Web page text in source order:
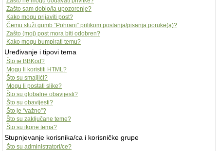
Zašto sam dobio/la upozorenje?
Kako mogu prijaviti post?
Čemu služi gumb “Pohrani” prilikom postanja/pisanja poruke(a)?
Zašto (moj) post mora biti odobren?
Kako mogu bumpirati temu?
Uređivanje i tipovi tema
Što je BBKod?
Mogu li koristiti HTML?
Što su smajlići?
Mogu li postati slike?
Što su globalne obavijesti?
Što su obavijesti?
Što je “važno”?
Što su zaključane teme?
Što su ikone tema?
Stupnjevanje korisnika/ca i korisničke grupe
Što su administratori/ce?